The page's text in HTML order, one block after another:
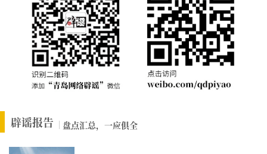
辟谣报告 盘点汇总，一应俱全